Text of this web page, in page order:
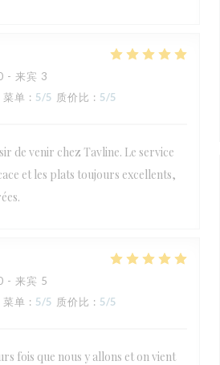
- 来宾 3
菜单 : 5/5 质价比 : 5/5
de venir chez Tavline. Le service
et les plats toujours excellents,
- 来宾 5
菜单 : 5/5 质价比 : 5/5
fois que nous y allons et on vient